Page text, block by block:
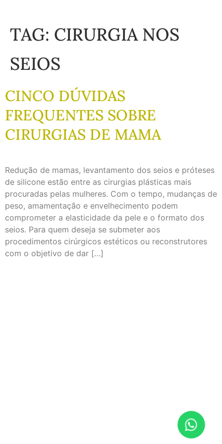
TAG: CIRURGIA NOS
SEIOS
CINCO DÚVIDAS
FREQUENTES SOBRE
CIRURGIAS DE MAMA
Redução de mamas, levantamento dos seios e próteses
de silicone estão entre as cirurgias plásticas mais
procuradas pelas mulheres. Com o tempo, mudanças de
peso, amamentação e envelhecimento podem
comprometer a elasticidade da pele e o formato dos
seios. Para quem deseja se submeter aos
procedimentos cirúrgicos estéticos ou reconstrutores
com o objetivo de dar […]